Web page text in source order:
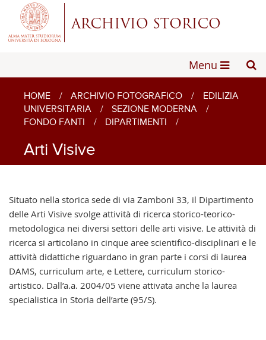
Menu
HOME / ARCHIVIO FOTOGRAFICO /
EDILIZIA
UNIVERSITARIA
/ SEZIONE MODERNA
/
FONDO FANTI
/ DIPARTIMENTI /
Arti Visive
Situato nella storica sede di via Zamboni 33, il Dipartimento
delle Arti Visive svolge attività di ricerca storico-teorico-
metodologica nei diversi settori delle arti visive. Le attività di
ricerca si articolano in cinque aree scientifico-disciplinari e le
attività didattiche riguardano in gran parte i corsi di laurea
DAMS, curriculum arte, e Lettere, curriculum storico-
artistico. Dall’a.a. 2004/05 viene attivata anche la laurea
specialistica in Storia dell’arte (95/S).